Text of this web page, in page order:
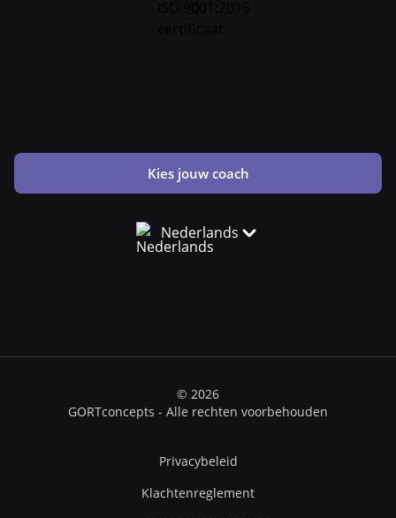
Kies jouw coach
Nederlands
© 2026
GORTconcepts - Alle rechten voorbehouden
Privacybeleid
Klachtenreglement